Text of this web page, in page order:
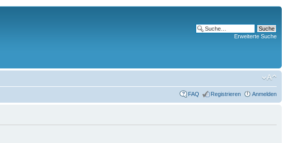
Erweiterte Suche
FAQ Registrieren Anmelden